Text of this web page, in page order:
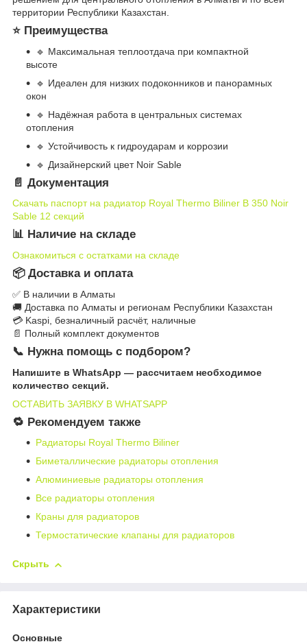
территории Республики Казахстан.
⭐ Преимущества
🔹 Максимальная теплоотдача при компактной
высоте
🔹 Идеален для низких подоконников и панорамных
окон
🔹 Надёжная работа в центральных системах
отопления
🔹 Устойчивость к гидроударам и коррозии
🔹 Дизайнерский цвет Noir Sable
📄 Документация
Скачать паспорт на радиатор Royal Thermo Biliner B 350 Noir
Sable 12 секций
📊 Наличие на складе
Ознакомиться с остатками на складе
📦 Доставка и оплата
✅ В наличии в Алматы
🚚 Доставка по Алматы и регионам Республики Казахстан
💳 Kaspi, безналичный расчёт, наличные
📄 Полный комплект документов
📞 Нужна помощь с подбором?
Напишите в WhatsApp — рассчитаем необходимое
количество секций.
ОСТАВИТЬ ЗАЯВКУ В WHATSAPP
🔁 Рекомендуем также
Радиаторы Royal Thermo Biliner
Биметаллические радиаторы отопления
Алюминиевые радиаторы отопления
Все радиаторы отопления
Краны для радиаторов
Термостатические клапаны для радиаторов
Скрыть
Характеристики
Основные